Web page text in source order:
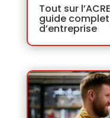
Tout sur
guide
d’entreprise